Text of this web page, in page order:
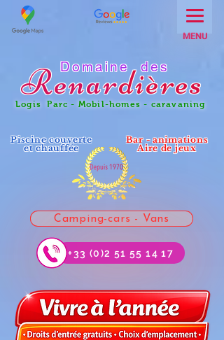
MENU
Domaine des
Renardières
Parc - Mobil-homes - caravaning
Piscine couverte
et chauffée
Bar - animations
Aire de jeux
Camping-cars - Vans
+33 (0)2 51 55 14 17